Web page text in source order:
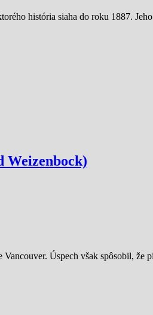
história siaha do roku 1887.
Weizenbock)
Úspech však spôsobil, že